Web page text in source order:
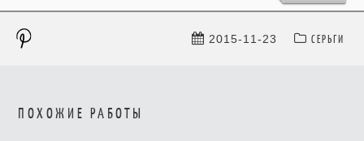
2015-11-23 СЕРЬГИ
ПОХОЖИЕ РАБОТЫ